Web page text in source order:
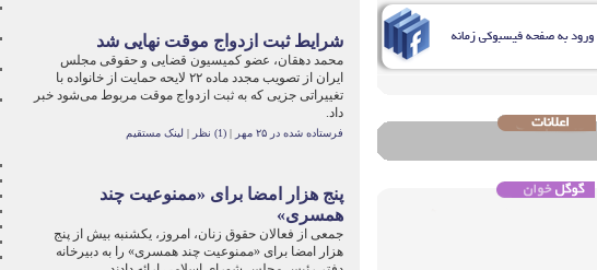
شرايط ثبت ازدواج موقت نهايی شد
محمد دهقان، عضو کميسيون قضايی و حقوقی مجلس
ايران از تصويب مجدد ماده ۲۲ لايحه حمايت از خانواده با
تغييراتی جزيی که به ثبت ازدواج موقت مربوط می‌شود خبر
داد.
فرستاده شده در ۲۵ مهر |(1) نظر | لینک مستقیم
پنج هزار امضا برای «ممنوعیت چند
همسری»
جمعی از فعالان حقوق زنان، امروز، یکشنبه بیش از پنج
هزار امضا برای «ممنوعیت چند همسری» را به دبیرخانه